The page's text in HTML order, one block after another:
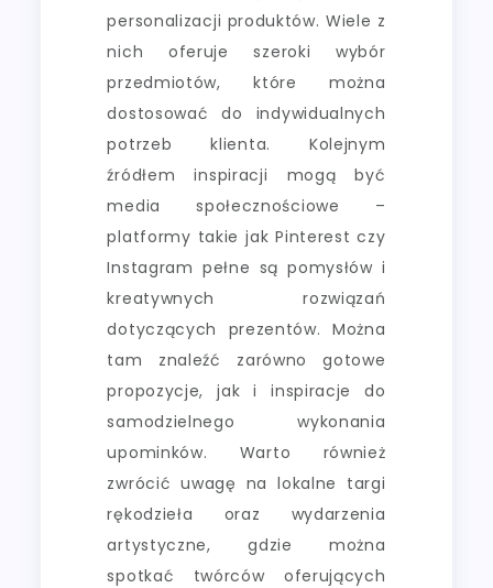
personalizacji produktów. Wiele z
nich oferuje szeroki wybór
przedmiotów, które można
dostosować do indywidualnych
potrzeb klienta. Kolejnym
źródłem inspiracji mogą być
media społecznościowe –
platformy takie jak Pinterest czy
Instagram pełne są pomysłów i
kreatywnych rozwiązań
dotyczących prezentów. Można
tam znaleźć zarówno gotowe
propozycje, jak i inspiracje do
samodzielnego wykonania
upominków. Warto również
zwrócić uwagę na lokalne targi
rękodzieła oraz wydarzenia
artystyczne, gdzie można
spotkać twórców oferujących